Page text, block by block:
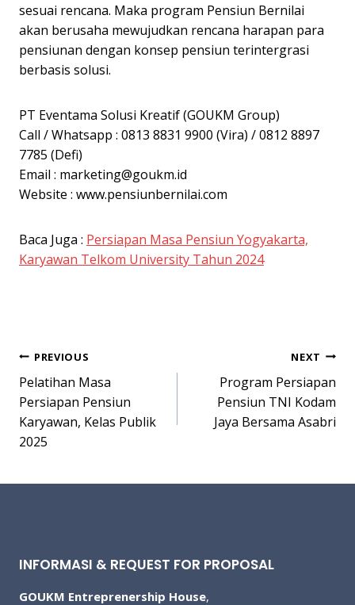
sesuai rencana. Maka program Pensiun Bernilai
akan berusaha mewujudkan rencana harapan para
pensiunan dengan konsep pensiun terintergrasi
berbasis solusi.
PT Eventama Solusi Kreatif (GOUKM Group)
Call / Whatsapp : 0813 8831 9900 (Vira) / 0812 8897
7785 (Defi)
Email : marketing@goukm.id
Website : www.pensiunbernilai.com
Baca Juga : Persiapan Masa Pensiun Yogyakarta,
Karyawan Telkom University Tahun 2024
Post
navigation
PREVIOUS
Pelatihan Masa
Persiapan Pensiun
Karyawan, Kelas Publik
2025
NEXT
Program Persiapan
Pensiun TNI Kodam
Jaya Bersama Asabri
INFORMASI & REQUEST FOR PROPOSAL
GOUKM Entreprenership House,